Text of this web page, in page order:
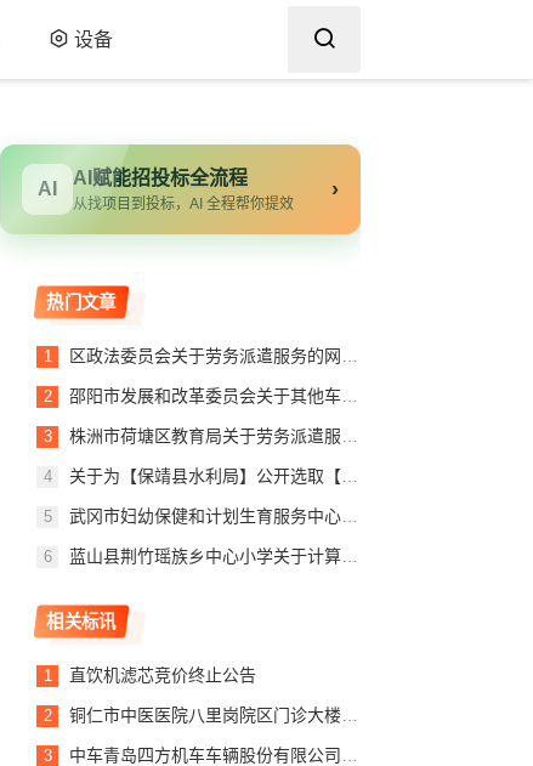
设备
AI
AI赋能招投标全流程
从找项目到投标，AI 全程帮你提效
›
热门文章
区政法委员会关于劳务派遣服务的网上超市采购项目合同履约验收公告
邵阳市发展和改革委员会关于其他车辆维修和保养服务的网上超市采购项目合同履约验收公告
株洲市荷塘区教育局关于劳务派遣服务的网上超市采购项目合同履约验收公告
关于为【保靖县水利局】公开选取【工程咨询】机构的公告
武冈市妇幼保健和计划生育服务中心关于其他车辆维修和保养服务的网上超市采购项目合同履约验收公告
蓝山县荆竹瑶族乡中心小学关于计算机设备维修和保养服务的网上超市采购项目合同履约验收公告
相关标讯
直饮机滤芯竞价终止公告
铜仁市中医医院八里岗院区门诊大楼一楼门诊大厅空调采购项目竞价终止公告
中车青岛四方机车车辆股份有限公司园区低空智能巡检项目无人机及配件询比采购评标公示